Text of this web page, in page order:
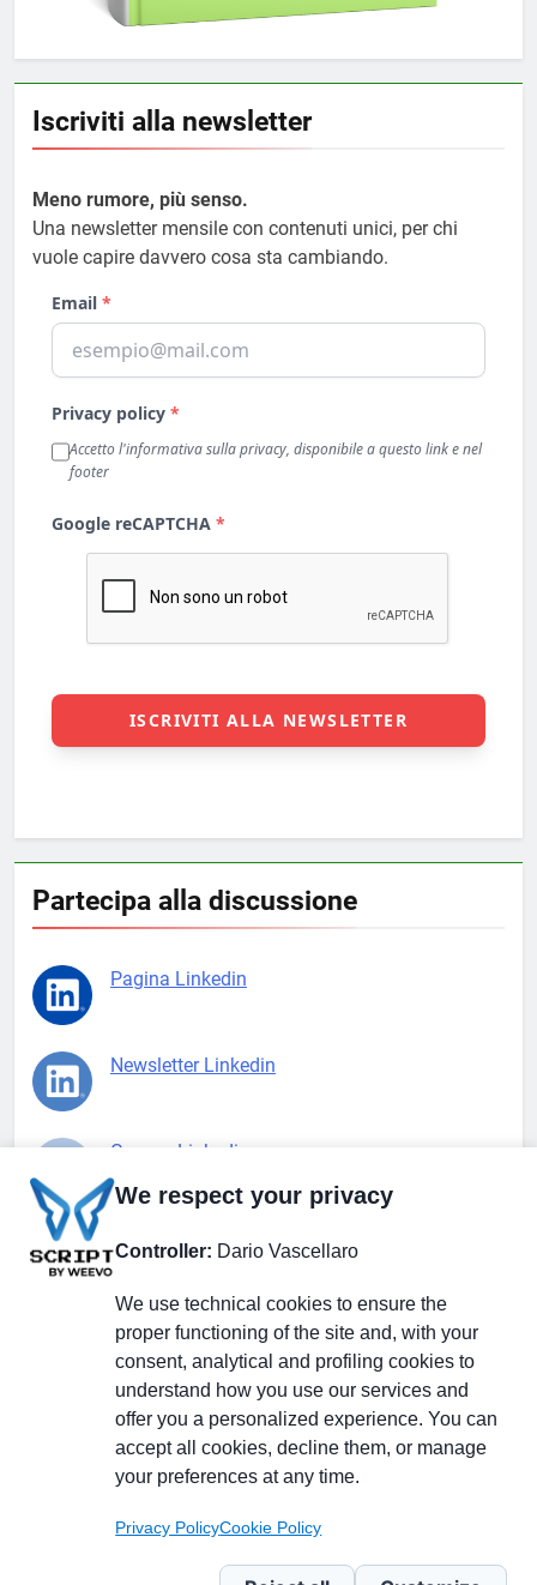
Iscriviti alla newsletter
Meno rumore, più senso.
Una newsletter mensile con contenuti unici, per chi
vuole capire davvero cosa sta cambiando.
Partecipa alla discussione
Pagina Linkedin
Newsletter Linkedin
Gruppo Linkedin
X.com
Il Giornale delle PMI.
Testata giornalistica
Milano n. 353 del 19
novembre 2013 Powered By
Privacy PolicyCookie
We respect your privacy
Controller: Dario Vascellaro
We use technical cookies to ensure the
proper functioning of the site and, with your
consent, analytical and profiling cookies to
understand how you use our services and
offer you a personalized experience. You can
accept all cookies, decline them, or manage
your preferences at any time.
Privacy PolicyCookie Policy